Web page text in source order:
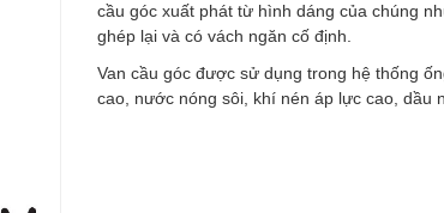
cầu góc xuất phát từ hình dáng của chúng
ghép lại và có vách ngăn cố định.
Van cầu góc được sử dụng trong hệ thống
cao, nước nóng sôi, khí nén áp lực cao, dầu